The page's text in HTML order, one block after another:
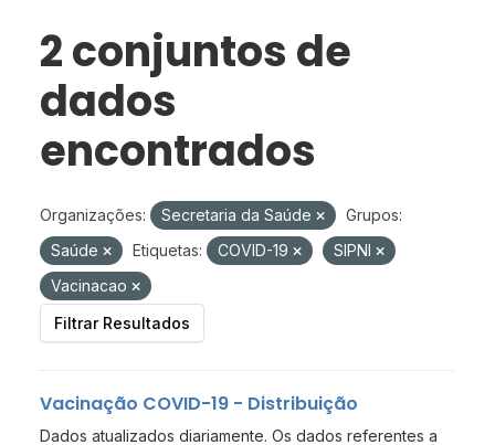
2 conjuntos de
dados
encontrados
Organizações: Secretaria da Saúde
Grupos:
Saúde
Etiquetas: COVID-19
SIPNI
Vacinacao
Filtrar Resultados
Vacinação COVID-19 - Distribuição
Dados atualizados diariamente. Os dados referentes a